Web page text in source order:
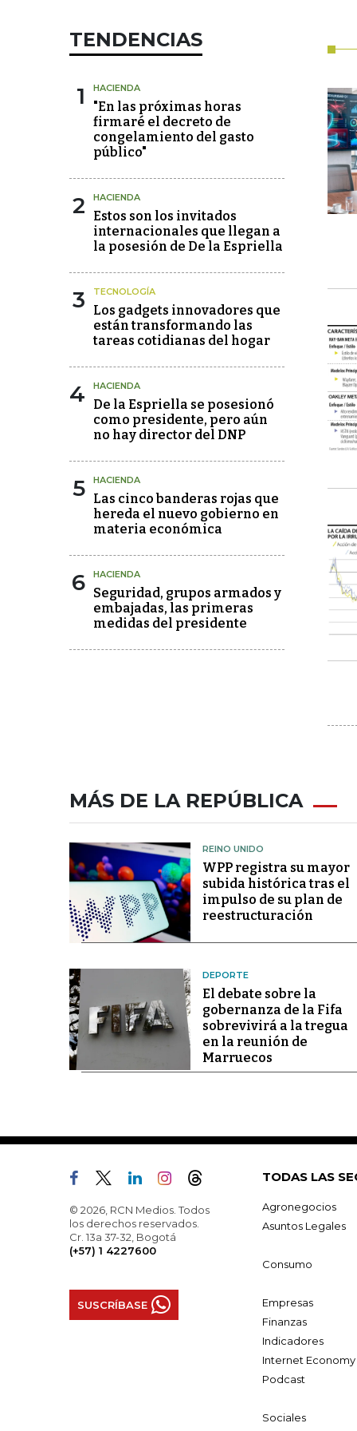
TENDENCIAS
1 HACIENDA
"En las próximas horas
firmaré el decreto de
congelamiento del gasto
público"
2 HACIENDA
Estos son los invitados
internacionales que llegan a
la posesión de De la Espriella
3 TECNOLOGÍA
Los gadgets innovadores que
están transformando las
tareas cotidianas del hogar
4 HACIENDA
De la Espriella se posesionó
como presidente, pero aún
no hay director del DNP
5 HACIENDA
Las cinco banderas rojas que
hereda el nuevo gobierno en
materia económica
6 HACIENDA
Seguridad, grupos armados y
embajadas, las primeras
medidas del presidente
MÁS DE LA REPÚBLICA
REINO UNIDO
WPP registra su mayor
subida histórica tras el
impulso de su plan de
reestructuración
DEPORTE
El debate sobre la
gobernanza de la Fifa
sobrevivirá a la tregua
en la reunión de
Marruecos
© 2026, RCN Medios. Todos
los derechos reservados.
Cr. 13a 37-32, Bogotá
(+57) 1 4227600
SUSCRÍBASE
TODAS LAS
Agronegocios
Asuntos Legales
Consumo
Empresas
Finanzas
Indicadores
Internet Economy
Podcast
Sociales